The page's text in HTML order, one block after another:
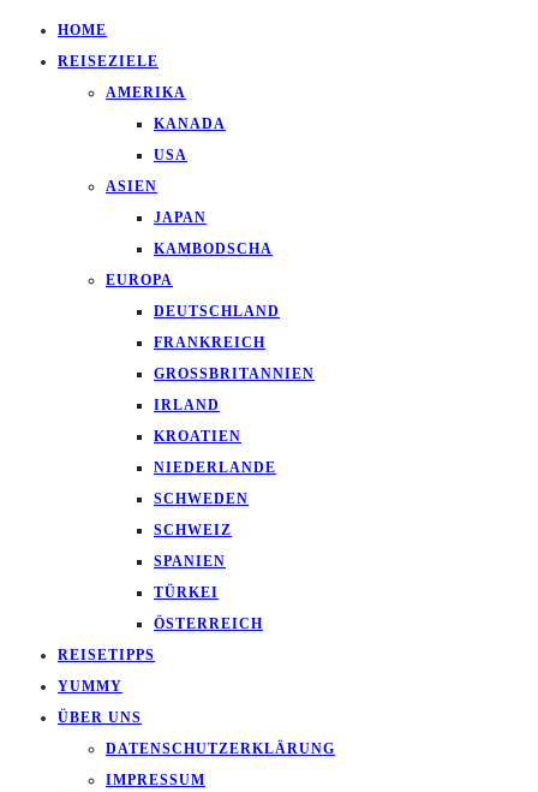
HOME
REISEZIELE
AMERIKA
KANADA
USA
ASIEN
JAPAN
KAMBODSCHA
EUROPA
DEUTSCHLAND
FRANKREICH
GROSSBRITANNIEN
IRLAND
KROATIEN
NIEDERLANDE
SCHWEDEN
SCHWEIZ
SPANIEN
TÜRKEI
ÖSTERREICH
REISETIPPS
YUMMY
ÜBER UNS
DATENSCHUTZERKLÄRUNG
IMPRESSUM